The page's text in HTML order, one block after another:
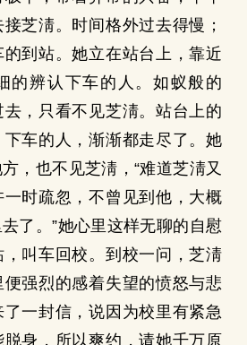
芝淸。时间格外过去得慢；
到站。她立在站台上，靠近
的辨认下车的人。如蚁般的
去，只看不见芝淸。站台上的
下车的人，渐渐都走尽了。她
，也不见芝淸，“难道芝淸又
时疏忽，不曾见到他，大概
了。”她心里这样无聊的自慰
叫车回校。到校一问，芝淸
强烈的感着失望的愤怒与悲
一封信，说因为校里有紧急
身，所以爽约，请她千万原